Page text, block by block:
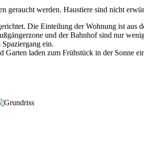
geraucht werden. Haustiere sind nicht
Die Einteilung der Wohnung ist aus
und der Bahnhof sind nur
ein.
laden zum Frühstück in der Sonne